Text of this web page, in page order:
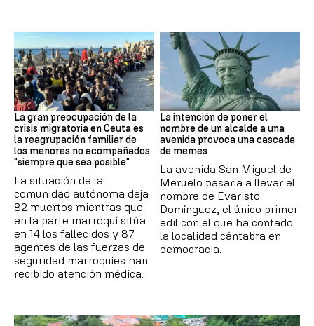
CRISIS MIGRATORIA
La gran preocupación de la
crisis migratoria en Ceuta es
la reagrupación familiar de
los menores no acompañados
"siempre que sea posible"
La situación de la
comunidad autónoma deja
82 muertos mientras que
en la parte marroquí sitúa
en 14 los fallecidos y 87
agentes de las fuerzas de
seguridad marroquíes han
recibido atención médica.
MEMES
La intención de poner el
nombre de un alcalde a una
avenida provoca una cascada
de memes
La avenida San Miguel de
Meruelo pasaría a llevar el
nombre de Evaristo
Domínguez, el único primer
edil con el que ha contado
la localidad cántabra en
democracia.